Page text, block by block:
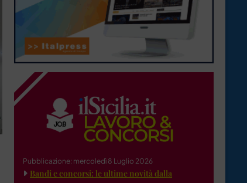
Pubblicazione: mercoledì 8 Luglio 2026
Bandi e concorsi: le ultime novità dalla